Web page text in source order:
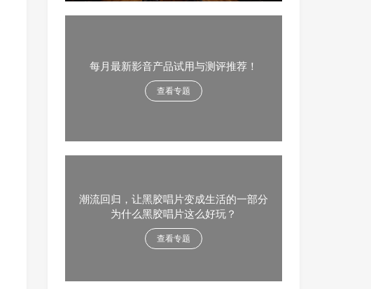
每月最新影音产品试用与测评推荐！
查看专题
潮流回归，让黑胶唱片变成生活的一部分
为什么黑胶唱片这么好玩？
查看专题